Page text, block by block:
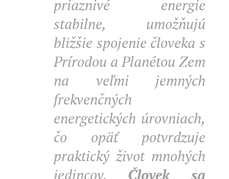
priaznivé energie
stabilne, umožňujú
bližšie spojenie človeka s
Prírodou a Planétou Zem
na veľmi jemných
frekvenčných
energetických úrovniach,
čo opäť potvrdzuje
praktický život mnohých
jedincov. Človek sa